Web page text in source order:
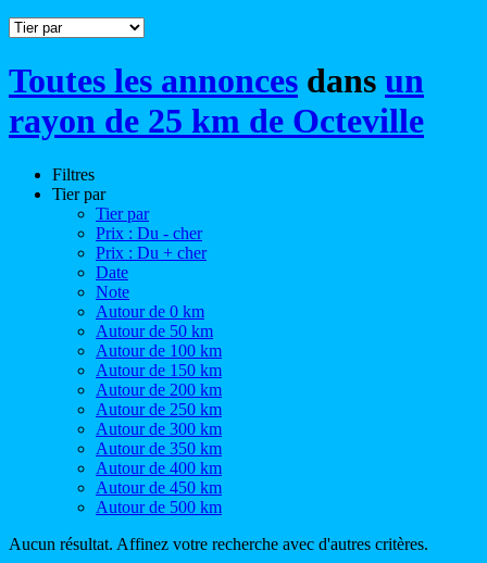
Toutes les annonces dans un
rayon de 25 km de Octeville
Filtres
Tier par
Tier par
Prix : Du - cher
Prix : Du + cher
Date
Note
Autour de 0 km
Autour de 50 km
Autour de 100 km
Autour de 150 km
Autour de 200 km
Autour de 250 km
Autour de 300 km
Autour de 350 km
Autour de 400 km
Autour de 450 km
Autour de 500 km
Aucun résultat. Affinez votre recherche avec d'autres critères.